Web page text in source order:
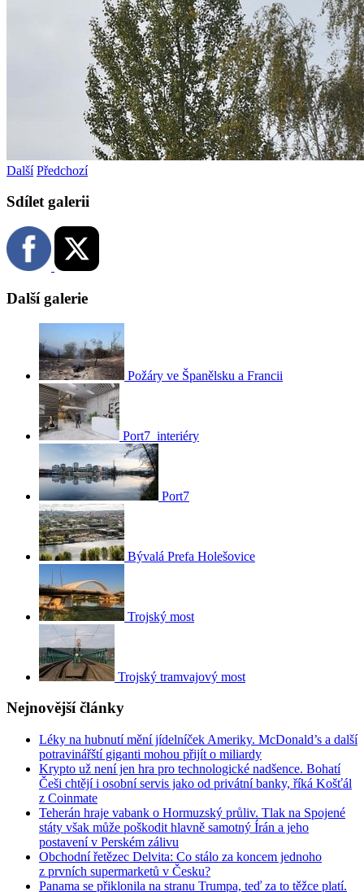
Další Předchozí
Sdílet galerii
Další galerie
Požáry ve Španělsku a Francii
Port7_interiéry
Port7
Bývalá Prefa Holešovice
Trojský most
Trojský tramvajový most
Nejnovější články
Léky na hubnutí mění jídelníček Ameriky. McDonald’s a další
potravinářští giganti mohou přijít o miliardy
Krypto už není jen hra pro technologické nadšence. Bohatí
Češi chtějí i osobní servis jako od privátní banky, říká Košťál
z Coinmate
Teherán hraje vabank o Hormuzský průliv. Tlak na Spojené
státy však může poškodit hlavně samotný Írán a jeho
postavení v Perském zálivu
Obchodní řetězec Delvita: Co stálo za koncem jednoho
z prvních supermarketů v Česku?
Panama se přiklonila na stranu Trumpa, teď za to těžce platí.